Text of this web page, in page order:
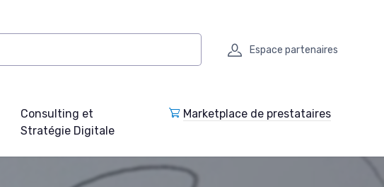
Espace partenaires
Consulting et
Stratégie Digitale
Marketplace de prestataires